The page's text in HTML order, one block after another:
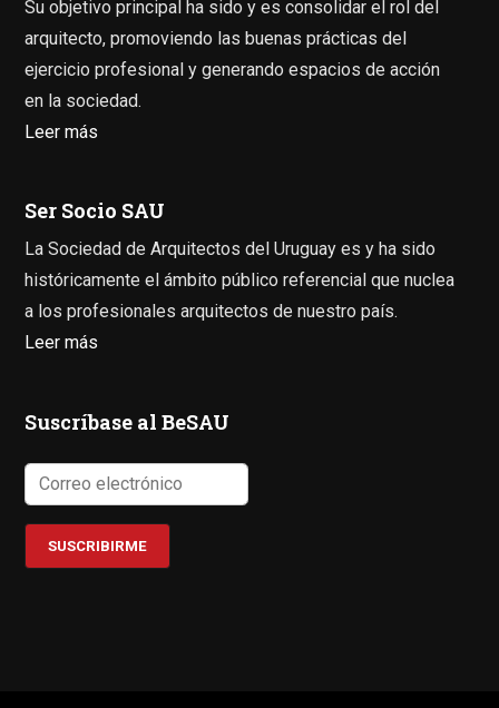
Su objetivo principal ha sido y es consolidar el rol del
arquitecto, promoviendo las buenas prácticas del
ejercicio profesional y generando espacios de acción
en la sociedad.
Leer más
Ser Socio SAU
La Sociedad de Arquitectos del Uruguay es y ha sido
históricamente el ámbito público referencial que nuclea
a los profesionales arquitectos de nuestro país.
Leer más
Suscríbase al BeSAU